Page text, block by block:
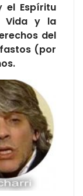
el Espíritu
Vida y la
del
(por